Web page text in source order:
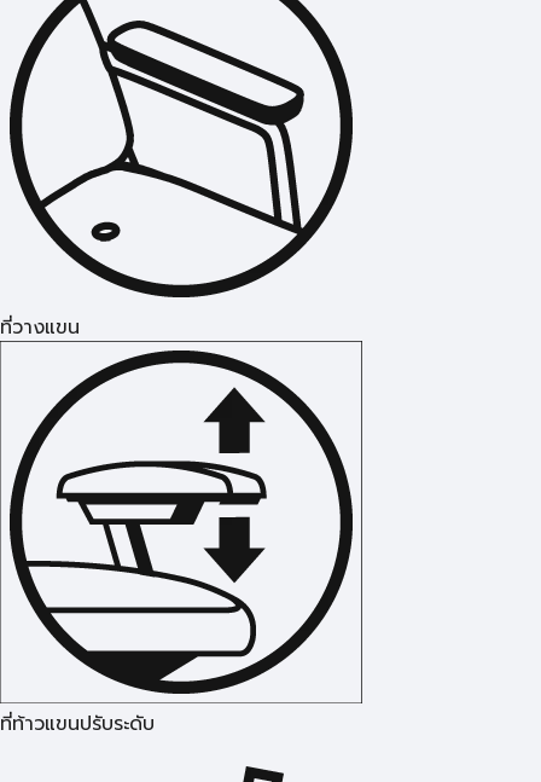
ที่วางแขน
ที่ท้าวแขนปรับระดับ